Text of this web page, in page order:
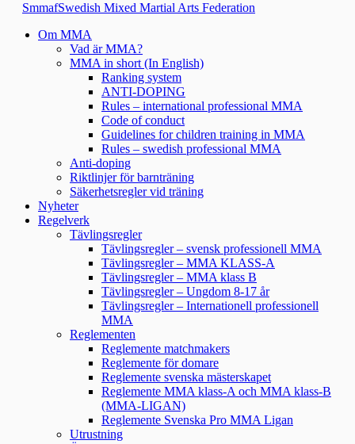
SmmafSwedish Mixed Martial Arts Federation
Om MMA
Vad är MMA?
MMA in short (In English)
Ranking system
ANTI-DOPING
Rules – international professional MMA
Code of conduct
Guidelines for children training in MMA
Rules – swedish professional MMA
Anti-doping
Riktlinjer för barnträning
Säkerhetsregler vid träning
Nyheter
Regelverk
Tävlingsregler
Tävlingsregler – svensk professionell MMA
Tävlingsregler – MMA KLASS-A
Tävlingsregler – MMA klass B
Tävlingsregler – Ungdom 8-17 år
Tävlingsregler – Internationell professionell
MMA
Reglementen
Reglemente matchmakers
Reglemente för domare
Reglemente svenska mästerskapet
Reglemente MMA klass-A och MMA klass-B
(MMA-LIGAN)
Reglemente Svenska Pro MMA Ligan
Utrustning